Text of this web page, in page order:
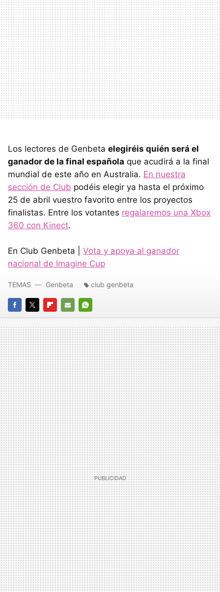
Los lectores de Genbeta elegiréis quién será el
ganador de la final española que acudirá a la final
mundial de este año en Australia. En nuestra
sección de Club podéis elegir ya hasta el próximo
25 de abril vuestro favorito entre los proyectos
finalistas. Entre los votantes regalaremos una Xbox
360 con Kinect.
En Club Genbeta | Vota y apoya al ganador
nacional de Imagine Cup
FACEBOOK
TWITTERFLIPBOARD
E-
MAIL
WHATSAPP
TEMAS Genbeta club genbeta